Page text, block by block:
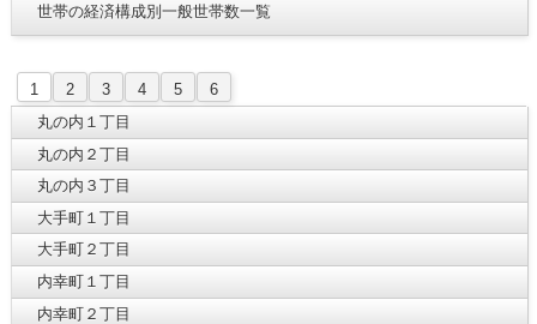
世帯の経済構成別一般世帯数一覧
1 2 3 4 5
6
丸の内１丁目
丸の内２丁目
丸の内３丁目
大手町１丁目
大手町２丁目
内幸町１丁目
内幸町２丁目